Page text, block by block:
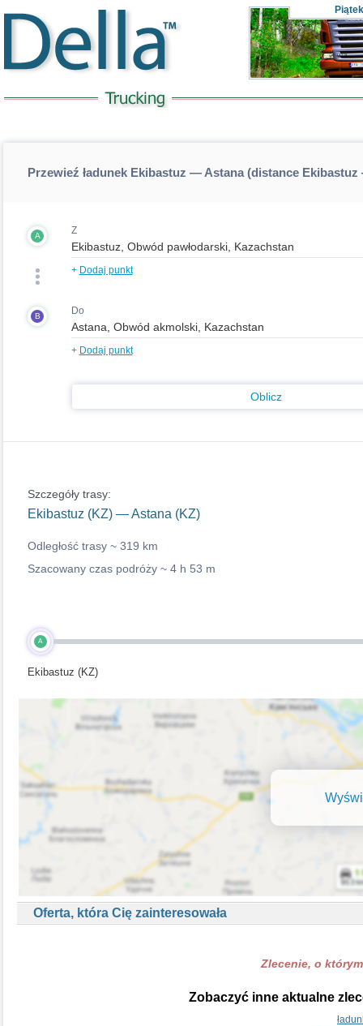
Piątek
Przewieź ładunek Ekibastuz — Astana (distance
A Z
+ Dodaj punkt
B Do
+ Dodaj punkt
Oblicz
Szczegóły trasy:
Ekibastuz (KZ) — Astana (KZ)
Odległość trasy ~ 319 km
Szacowany czas podróży ~ 4 h 53 m
A
Ekibastuz (KZ)
Oferta, która Cię zainteresowała
Zlecenie, o
Zobaczyć inne aktualne